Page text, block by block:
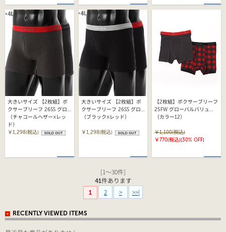
大きいサイズ 【2枚組】ボ
クサーブリーフ 26SS グロ
ーバルバリューライン ヘイ
ンズ(HM6EG701K)
（チャコールヘザー×レッ
ド）
￥1,298(税込)
大きいサイズ 【2枚組】ボ
クサーブリーフ 26SS グロ
ーバルバリューライン ヘイ
（ブラック×レッド）
￥1,298(税込)
【2枚組】ボクサーブリーフ
25FW グローバルバリュー
ライン ヘインズ
（カラー12）
￥1,100(税込)
￥770(税込)[30% OFF]
[1～30件]
41件あります
1
2 > >>|
RECENTLY VIEWED ITEMS